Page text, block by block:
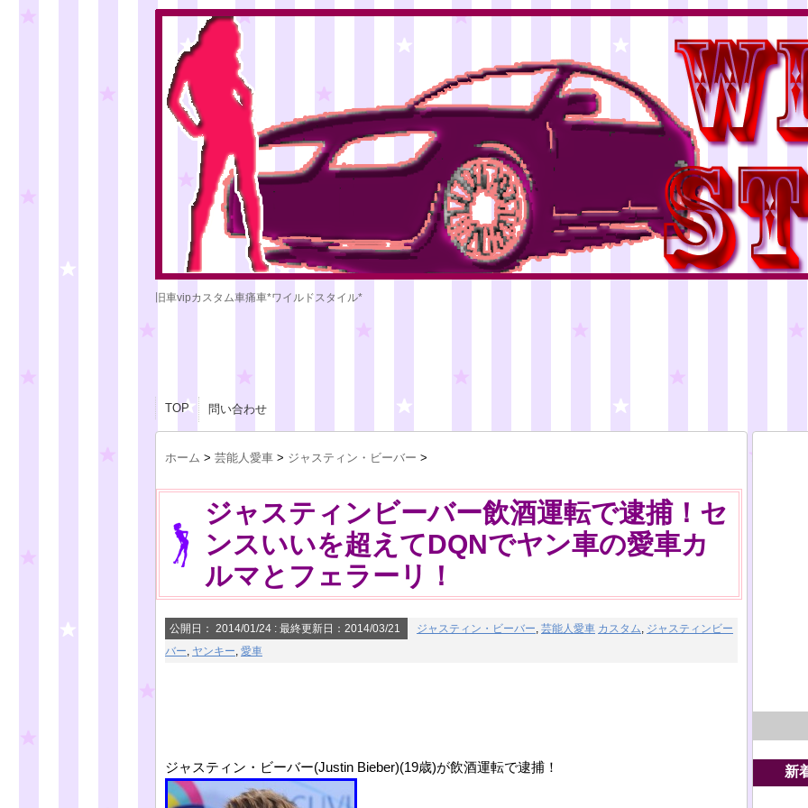
旧車vipカスタム車痛車*ワイルドスタイル*
TOP 問い合わせ
ホーム > 芸能人愛車 > ジャスティン・ビーバー >
ジャスティンビーバー飲酒運転で逮捕！セ
ンスいいを超えてDQNでヤン車の愛車カ
ルマとフェラーリ！
公開日： 2014/01/24 : 最終更新日：2014/03/21 ジャスティン・ビーバー, 芸能人愛車 カスタム, ジャスティンビー
バー, ヤンキー, 愛車
ジャスティン・ビーバー(Justin Bieber)(19歳)が飲酒運転で逮捕！ 新